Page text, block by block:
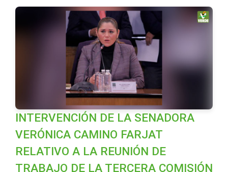
INTERVENCIÓN DE LA SENADORA
VERÓNICA CAMINO FARJAT
RELATIVO A LA REUNIÓN DE
TRABAJO DE LA TERCERA COMISIÓN